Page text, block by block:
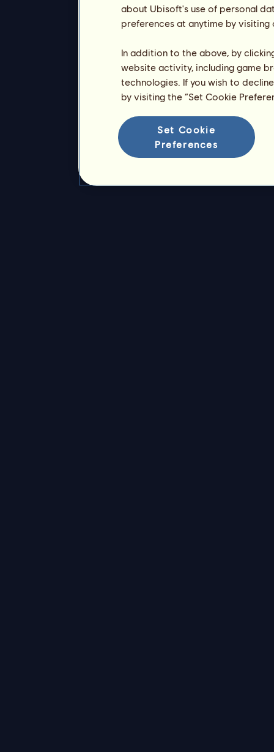
about Ubisoft's use of personal
preferences at anytime by
In addition to the above, by
website activity, including game
technologies. If you wish to
by visiting the “Set Cookie
Set Cookie
Preferences